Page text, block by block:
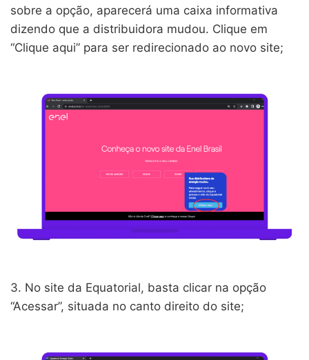
sobre a opção, aparecerá uma caixa informativa
dizendo que a distribuidora mudou. Clique em
“Clique aqui” para ser redirecionado ao novo site;
3. No site da Equatorial, basta clicar na opção
“Acessar”, situada no canto direito do site;